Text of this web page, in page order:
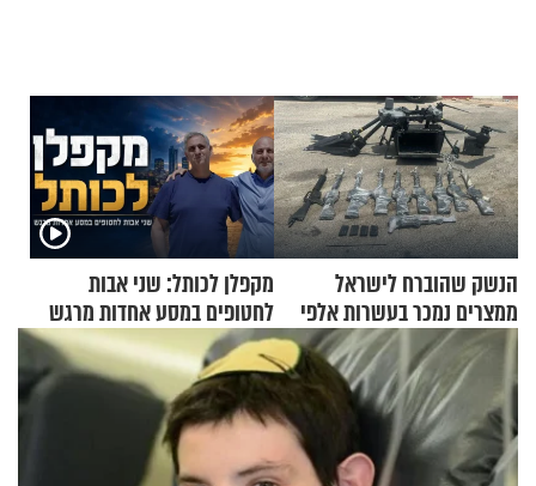
הנשק שהוברח לישראל
ממצרים נמכר בעשרות אלפי
שקלים
מקפלן לכותל: שני אבות
לחטופים במסע אחדות מרגש